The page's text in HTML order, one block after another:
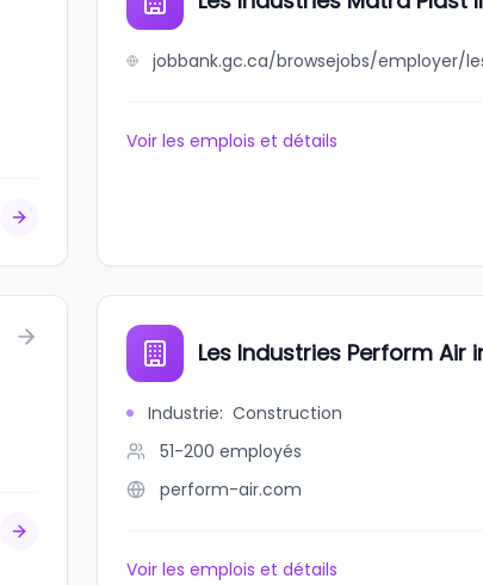
Voir les emplois et détails
Les Industries Perform Air
Industrie: Construction
51-200 employés
perform-air.com
Voir les emplois et détails